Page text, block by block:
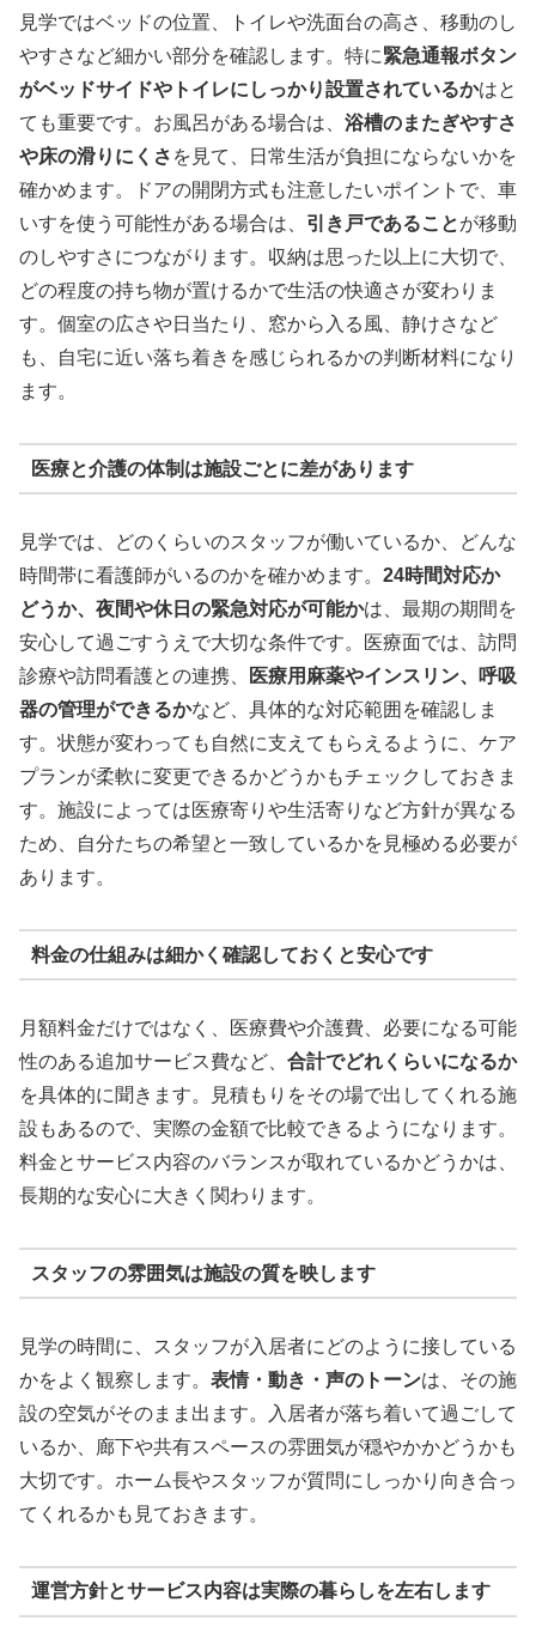
見学ではベッドの位置、トイレや洗面台の高さ、移動のし
やすさなど細かい部分を確認します。特に緊急通報ボタン
がベッドサイドやトイレにしっかり設置されているかはと
ても重要です。お風呂がある場合は、 浴槽のまたぎやすさ
や床の滑りにくさ を見て、日常生活が負担にならないかを
確かめます。ドアの開閉方式も注意したいポイントで、車
いすを使う可能性がある場合は、 引き戸であることが移動
のしやすさにつながります。収納は思った以上に大切で、
どの程度の持ち物が置けるかで生活の快適さが変わりま
す。個室の広さや日当たり、窓から入る風、静けさなど
も、自宅に近い落ち着きを感じられるかの判断材料になり
ます。
医療と介護の体制は施設ごとに差があります
見学では、どのくらいのスタッフが働いているか、どんな
時間帯に看護師がいるのかを確かめます。 24時間対応か
どうか、夜間や休日の緊急対応が可能かは、最期の期間を
安心して過ごすうえで大切な条件です。医療面では、訪問
診療や訪問看護との連携、
医療用麻薬やインスリン、呼吸
器の管理ができるかなど、具体的な対応範囲を確認しま
す。状態が変わっても自然に支えてもらえるように、ケア
プランが柔軟に変更できるかどうかもチェックしておきま
す。施設によっては医療寄りや生活寄りなど方針が異なる
ため、自分たちの希望と一致しているかを見極める必要が
あります。
料金の仕組みは細かく確認しておくと安心です
月額料金だけではなく、医療費や介護費、必要になる可能
性のある追加サービス費など、 合計でどれくらいになるか
を具体的に聞きます。見積もりをその場で出してくれる施
設もあるので、実際の金額で比較できるようになります。
料金とサービス内容のバランスが取れているかどうかは、
長期的な安心に大きく関わります。
スタッフの雰囲気は施設の質を映します
見学の時間に、スタッフが入居者にどのように接している
かをよく観察します。 表情・動き・声のトーンは、その施
設の空気がそのまま出ます。入居者が落ち着いて過ごして
いるか、廊下や共有スペースの雰囲気が穏やかかどうかも
大切です。ホーム長やスタッフが質問にしっかり向き合っ
てくれるかも見ておきます。
運営方針とサービス内容は実際の暮らしを左右します